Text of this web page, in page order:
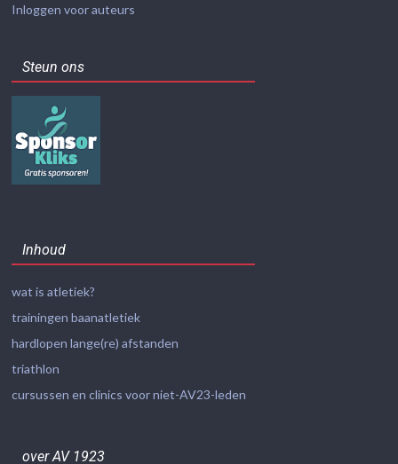
Inloggen voor auteurs
Steun ons
Inhoud
wat is atletiek?
trainingen baanatletiek
hardlopen lange(re) afstanden
triathlon
cursussen en clinics voor niet-AV23-leden
over AV 1923